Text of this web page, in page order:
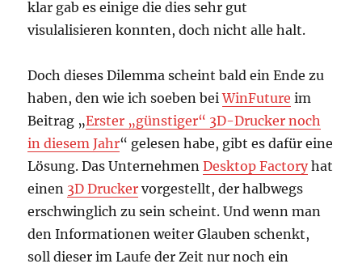
klar gab es einige die dies sehr gut
visulalisieren konnten, doch nicht alle halt.
Doch dieses Dilemma scheint bald ein Ende zu
haben, den wie ich soeben beiWinFuture im
Beitrag „Erster „günstiger“ 3D-Drucker noch
in diesem Jahr“ gelesen habe, gibt es dafür eine
Lösung. Das UnternehmenDesktop Factoryhat
einen 3D Drucker vorgestellt, der halbwegs
erschwinglich zu sein scheint. Und wenn man
den Informationen weiter Glauben schenkt,
soll dieser im Laufe der Zeit nur noch ein